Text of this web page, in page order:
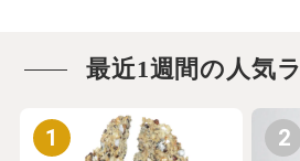
最近1週間の人気
1 2